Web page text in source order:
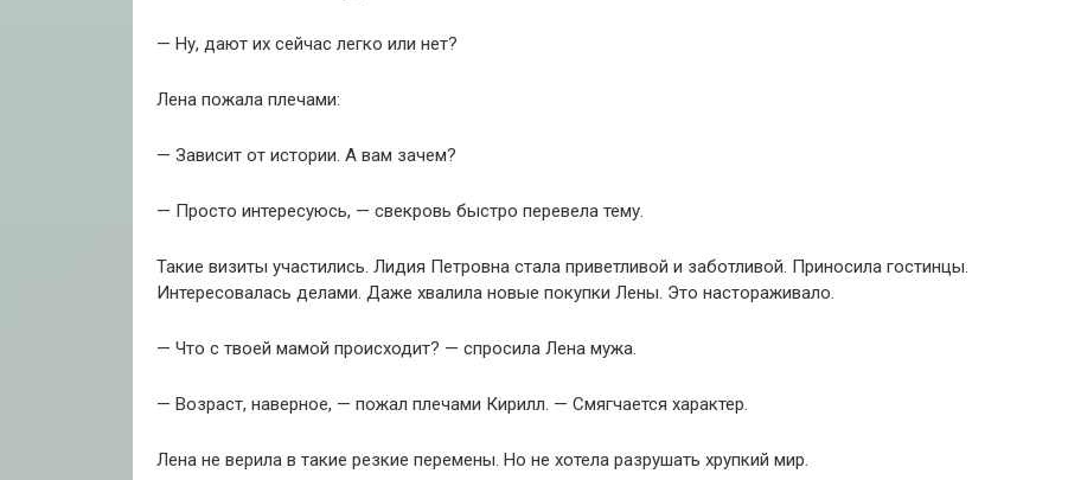
— Ну, дают их сейчас легко или нет?
Лена пожала плечами:
— Зависит от истории. А вам зачем?
— Просто интересуюсь, — свекровь быстро перевела тему.
Такие визиты участились. Лидия Петровна стала приветливой и заботливой. Приносила гостинцы.
Интересовалась делами. Даже хвалила новые покупки Лены. Это настораживало.
— Что с твоей мамой происходит? — спросила Лена мужа.
— Возраст, наверное, — пожал плечами Кирилл. — Смягчается характер.
Лена не верила в такие резкие перемены. Но не хотела разрушать хрупкий мир.